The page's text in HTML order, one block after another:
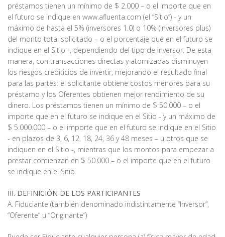
préstamos tienen un mínimo de $ 2.000 – o el importe que en
el futuro se indique en www.afluenta.com (el “Sitio”) - y un
máximo de hasta el 5% (inversores 1.0) o 10% (Inversores plus)
del monto total solicitado – o el porcentaje que en el futuro se
indique en el Sitio -, dependiendo del tipo de inversor. De esta
manera, con transacciones directas y atomizadas disminuyen
los riesgos crediticios de invertir, mejorando el resultado final
para las partes: el solicitante obtiene costos menores para su
préstamo y los Oferentes obtienen mejor rendimiento de su
dinero. Los préstamos tienen un mínimo de $ 50.000 – o el
importe que en el futuro se indique en el Sitio - y un máximo de
$ 5.000.000 – o el importe que en el futuro se indique en el Sitio
- en plazos de 3, 6, 12, 18, 24, 36 y 48 meses – u otros que se
indiquen en el Sitio -, mientras que los montos para empezar a
prestar comienzan en $ 50.000 – o el importe que en el futuro
se indique en el Sitio.
III. DEFINICIÓN DE LOS PARTICIPANTES
A. Fiduciante (también denominado indistintamente “Inversor”,
“Oferente” u “Originante”)